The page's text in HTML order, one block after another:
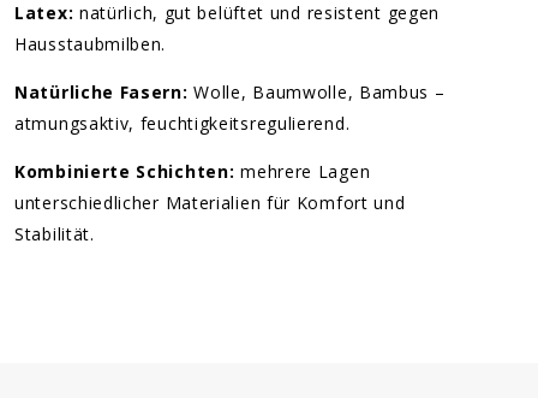
Latex: natürlich, gut belüftet und resistent gegen
Hausstaubmilben.
Natürliche Fasern: Wolle, Baumwolle, Bambus –
atmungsaktiv, feuchtigkeitsregulierend.
Kombinierte Schichten: mehrere Lagen
unterschiedlicher Materialien für Komfort und
Stabilität.